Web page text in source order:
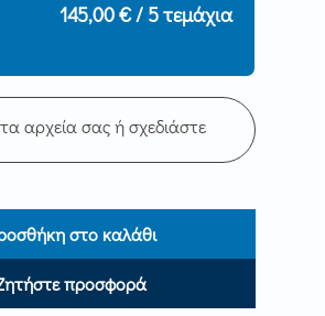
145,00 €/ 5 τεμάχια
αρχεία σας ή σχεδιάστε
στο καλάθι
προσφορά